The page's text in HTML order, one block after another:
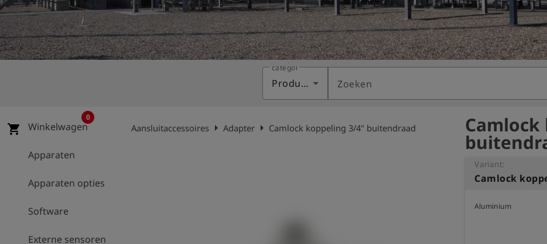
shieldRegistratie
categorie
Producten Zoeken
shopping_cart Winkelwagen
0
Apparaten
Apparaten opties
Software
Externe sensoren
Aansluitaccessoires arrow_right Adapter arrow_right Camlock koppeling 3/4" buitendraad
Variant:
Camlock
Aluminium